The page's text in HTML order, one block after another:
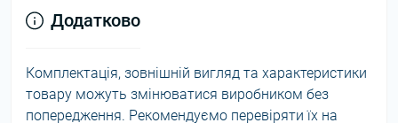
Додатково
Комплектація, зовнішній вигляд та характеристики
товару можуть змінюватися виробником без
попередження. Рекомендуємо перевіряти їх на